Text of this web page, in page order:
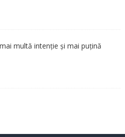
multă intenție și mai puțină